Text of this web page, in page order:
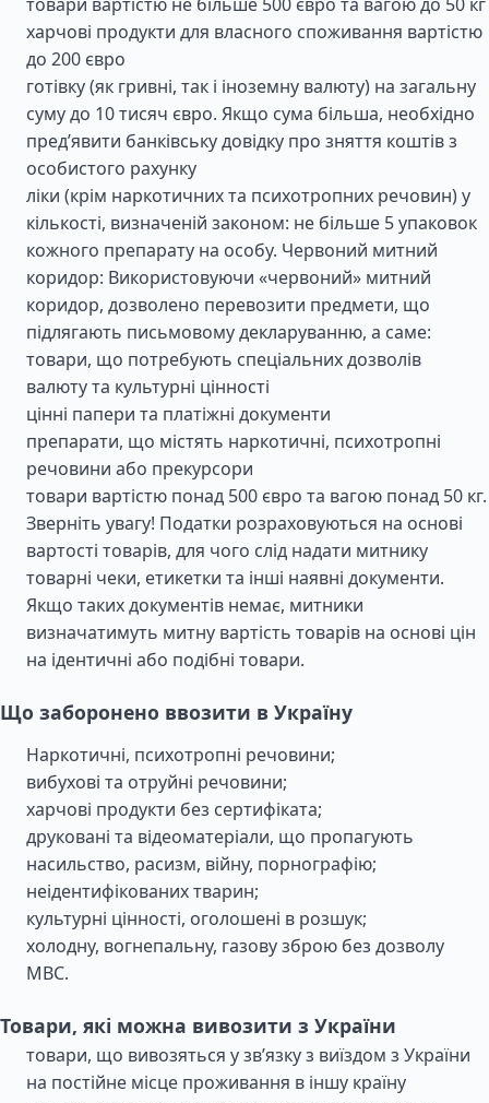
харчові продукти для власного споживання вартістю
до 200 євро
готівку (як гривні, так і іноземну валюту) на загальну
суму до 10 тисяч євро. Якщо сума більша, необхідно
пред’явити банківську довідку про зняття коштів з
особистого рахунку
ліки (крім наркотичних та психотропних речовин) у
кількості, визначеній законом: не більше 5 упаковок
кожного препарату на особу. Червоний митний
коридор: Використовуючи «червоний» митний
коридор, дозволено перевозити предмети, що
підлягають письмовому декларуванню, а саме:
товари, що потребують спеціальних дозволів
валюту та культурні цінності
цінні папери та платіжні документи
препарати, що містять наркотичні, психотропні
речовини або прекурсори
товари вартістю понад 500 євро та вагою понад 50 кг.
Зверніть увагу! Податки розраховуються на основі
вартості товарів, для чого слід надати митнику
товарні чеки, етикетки та інші наявні документи.
Якщо таких документів немає, митники
визначатимуть митну вартість товарів на основі цін
на ідентичні або подібні товари.
Що заборонено ввозити в Україну
Наркотичні, психотропні речовини;
вибухові та отруйні речовини;
харчові продукти без сертифіката;
друковані та відеоматеріали, що пропагують
насильство, расизм, війну, порнографію;
неідентифікованих тварин;
культурні цінності, оголошені в розшук;
холодну, вогнепальну, газову зброю без дозволу
МВС.
Товари, які можна вивозити з України
товари, що вивозяться у зв’язку з виїздом з України
на постійне місце проживання в іншу країну